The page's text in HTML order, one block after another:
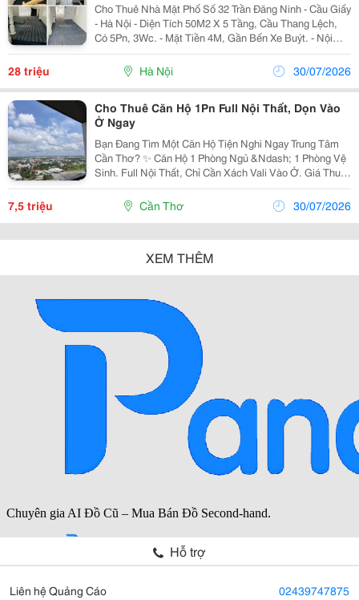
Cho Thuê Nhà Mặt Phố Số 32 Trần Đăng Ninh - Cầu Giấy
- Hà Nội - Diện Tích 50M2 X 5 Tầng, Cầu Thang Lệch,
Có 5Pn, 3Wc. - Mặt Tiền 4M, Gần Bến Xe Buýt. - Nội
Thất: Có 3 Nóng Lạnh, 5 Điều Hòa. - Tiện Kinh Doanh,
Bán Hàng, Spa, Photo, Nhà Trọ,...
28 triệu Hà Nội 30/07/2026
Cho Thuê Căn Hộ 1Pn Full Nội Thất, Dọn Vào
Ở Ngay
Bạn Đang Tìm Một Căn Hộ Tiện Nghi Ngay Trung Tâm
Cần Thơ? ✨ Căn Hộ 1 Phòng Ngủ &Ndash; 1 Phòng Vệ
Sinh. Full Nội Thất, Chỉ Cần Xách Vali Vào Ở. Giá Thuê:
7,5 Triệu/Tháng. Hợp Đồng Linh Hoạt Từ 6 Tháng Đến 1
Năm. Tiện Ích Dành Cho Cư...
7,5 triệu Cần Thơ 30/07/2026
XEM THÊM
Hỗ trợ
Liên hệ Quảng Cáo 02439747875